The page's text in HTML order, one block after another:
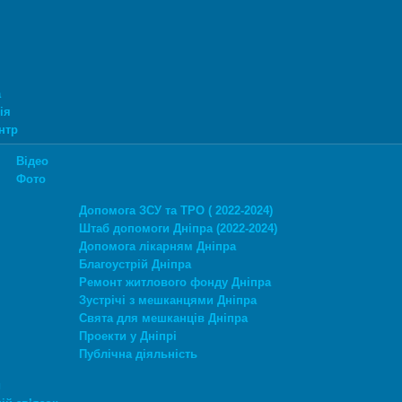
Відео
Фото
Допомога ЗСУ та ТРО ( 2022-2024)
Штаб допомоги Дніпра (2022-2024)
Допомога лікарням Дніпра
Благоустрій Дніпра
Ремонт житлового фонду Дніпра
Зустрічі з мешканцями Дніпра
Свята для мешканців Дніпра
Проекти у Дніпрі
Публічна діяльність